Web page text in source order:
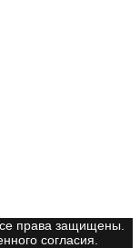
права защищены.
согласия.